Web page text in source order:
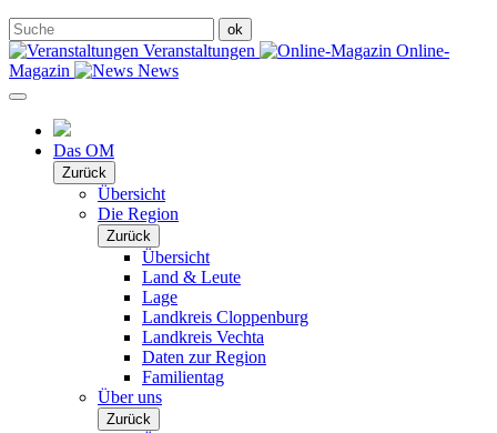
Veranstaltungen
Online-
Magazin
News
Das OM
Zurück
Übersicht
Die Region
Zurück
Übersicht
Land & Leute
Lage
Landkreis Cloppenburg
Landkreis Vechta
Daten zur Region
Familientag
Über uns
Zurück